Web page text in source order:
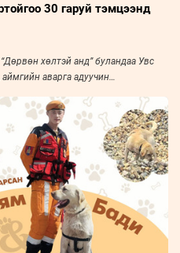
30 гаруй тэмцээнд
хөлтэй анд” буландаа Увс
аварга адуучин